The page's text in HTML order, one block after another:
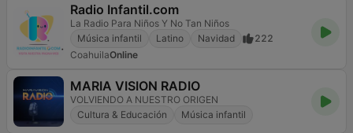
Radio Infantil.com
La Radio Para Niños Y No Tan Niños
Música infantil
Latino Navidad
222
CoahuilaOnline
MARIA VISION RADIO
VOLVIENDO A NUESTRO ORIGEN
Cultura & Educación
Música infantil